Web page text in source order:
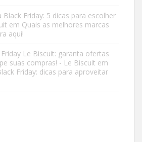
Black Friday: 5 dicas para escolher
em Quais as melhores marcas
aqui!
Le Biscuit: garanta ofertas
suas compras! - Le Biscuit em
Friday: dicas para aproveitar